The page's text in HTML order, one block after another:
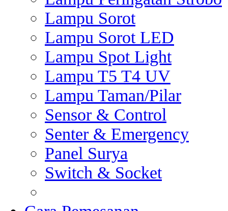
Lampu Sorot
Lampu Sorot LED
Lampu Spot Light
Lampu T5 T4 UV
Lampu Taman/Pilar
Sensor & Control
Senter & Emergency
Panel Surya
Switch & Socket